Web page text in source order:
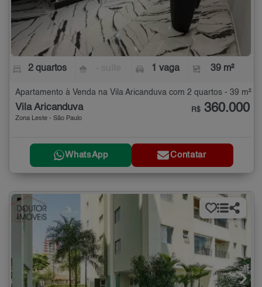
2 quartos 1 vaga 39 m²
Apartamento à Venda na Vila Aricanduva com 2 quartos - 39 m²
Vila Aricanduva
Zona Leste - São Paulo
R$ 360.000
WhatsApp Contatar